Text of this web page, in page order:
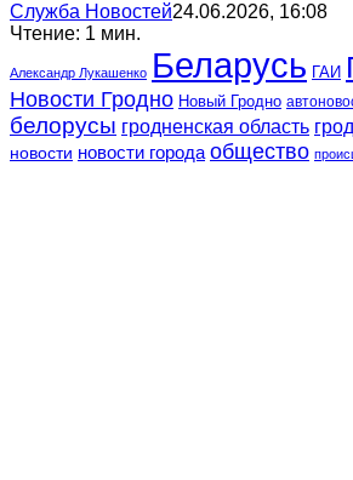
Служба Новостей24.06.2026, 16:08
Чтение: 1 мин.
Александр Лукашенко Беларусь ГАИ
Новости Гродно Новый Гродно
белорусы гродненская область
новости новости города общество